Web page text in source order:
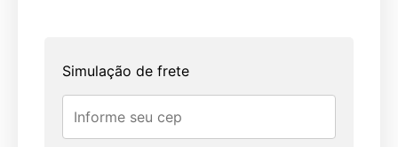
Simulação de frete